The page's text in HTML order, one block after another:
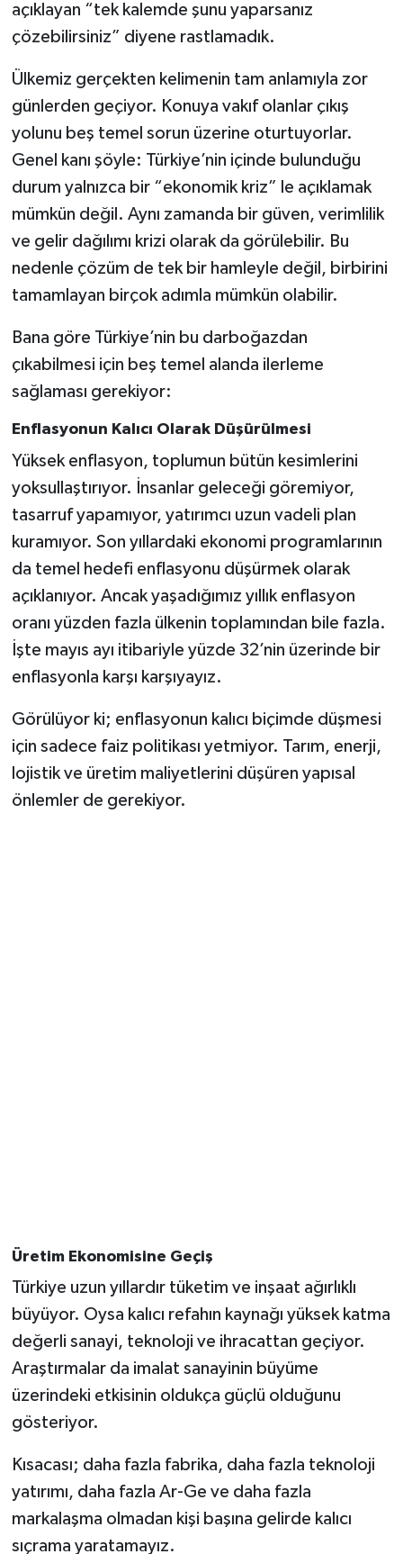
açıklayan “tek kalemde şunu yaparsanız
çözebilirsiniz” diyene rastlamadık.
Ülkemiz gerçekten kelimenin tam anlamıyla zor
günlerden geçiyor. Konuya vakıf olanlar çıkış
yolunu beş temel sorun üzerine oturtuyorlar.
Genel kanı şöyle: Türkiye’nin içinde bulunduğu
durum yalnızca bir “ekonomik kriz” le açıklamak
mümkün değil. Aynı zamanda bir güven, verimlilik
ve gelir dağılımı krizi olarak da görülebilir. Bu
nedenle çözüm de tek bir hamleyle değil, birbirini
tamamlayan birçok adımla mümkün olabilir.
Bana göre Türkiye’nin bu darboğazdan
çıkabilmesi için beş temel alanda ilerleme
sağlaması gerekiyor:
Enflasyonun Kalıcı Olarak Düşürülmesi
Yüksek enflasyon, toplumun bütün kesimlerini
yoksullaştırıyor. İnsanlar geleceği göremiyor,
tasarruf yapamıyor, yatırımcı uzun vadeli plan
kuramıyor. Son yıllardaki ekonomi programlarının
da temel hedefi enflasyonu düşürmek olarak
açıklanıyor. Ancak yaşadığımız yıllık enflasyon
oranı yüzden fazla ülkenin toplamından bile fazla.
İşte mayıs ayı itibariyle yüzde 32’nin üzerinde bir
enflasyonla karşı karşıyayız.
Görülüyor ki; enflasyonun kalıcı biçimde düşmesi
için sadece faiz politikası yetmiyor. Tarım, enerji,
lojistik ve üretim maliyetlerini düşüren yapısal
önlemler de gerekiyor.
Üretim Ekonomisine Geçiş
Türkiye uzun yıllardır tüketim ve inşaat ağırlıklı
büyüyor. Oysa kalıcı refahın kaynağı yüksek katma
değerli sanayi, teknoloji ve ihracattan geçiyor.
Araştırmalar da imalat sanayinin büyüme
üzerindeki etkisinin oldukça güçlü olduğunu
gösteriyor.
Kısacası; daha fazla fabrika, daha fazla teknoloji
yatırımı, daha fazla Ar-Ge ve daha fazla
markalaşma olmadan kişi başına gelirde kalıcı
sıçrama yaratamayız.
Resmi İlanlar
Sağlık
Seri İlan
Siyaset
Sokak Hayvanlarını Sahiplendirme
Sonsöz Özel
Spor
Vasıta
Yaşam